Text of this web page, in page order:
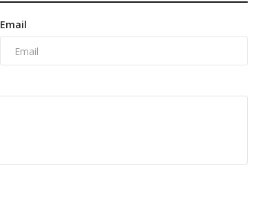
Email